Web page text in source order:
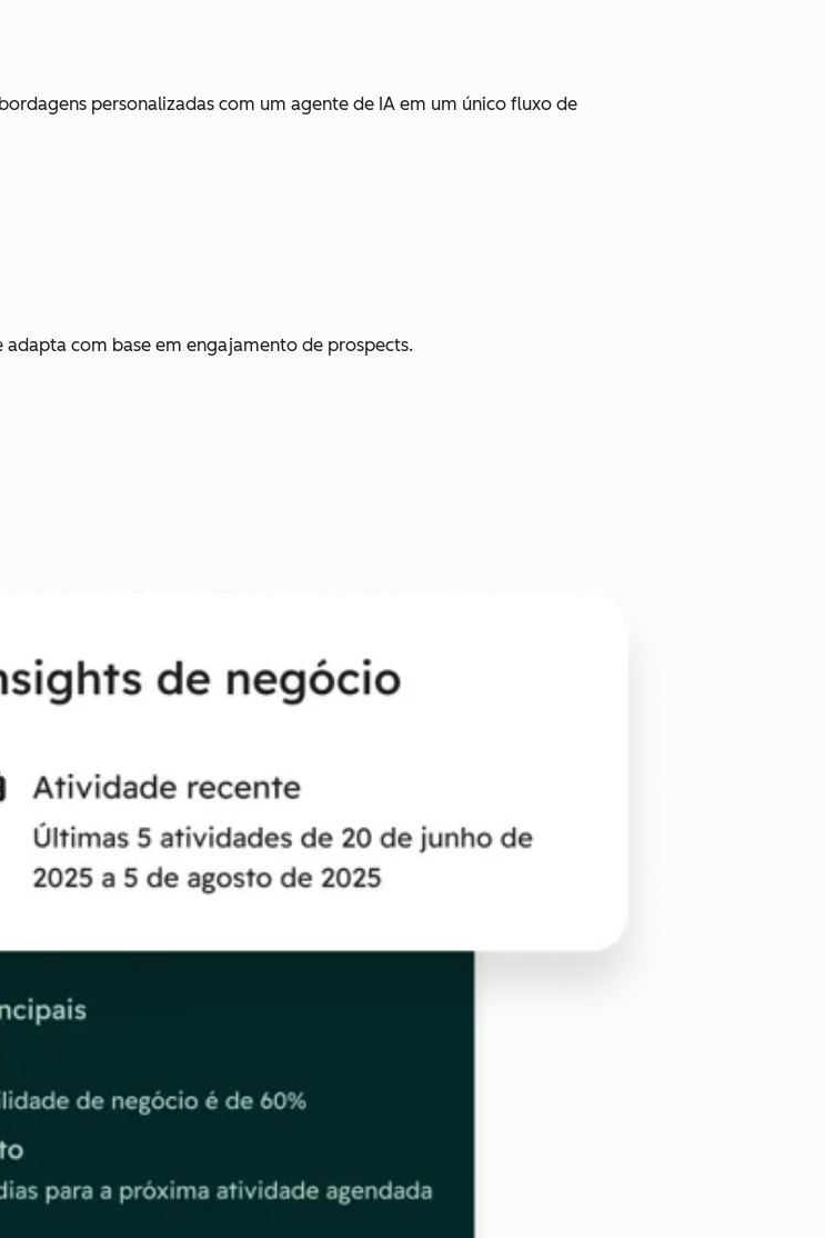
personalizadas com um agente de IA em um único fluxo de
com base em engajamento de prospects.